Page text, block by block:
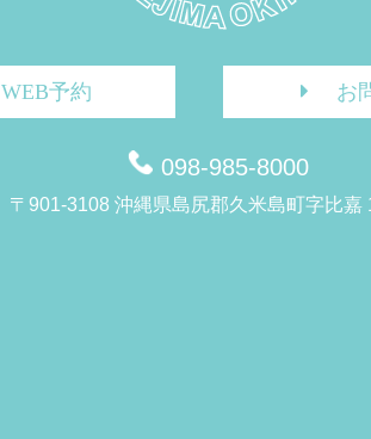
WEB予約 お
098-985-8000
〒901-3108 沖縄県島尻郡久米島町字比嘉